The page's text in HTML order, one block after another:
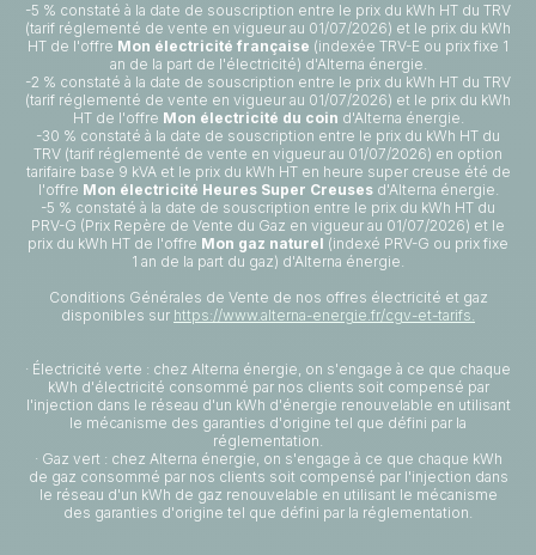
-5 % constaté à la date de souscription entre le prix du kWh HT du TRV
(tarif réglementé de vente en vigueur au 01/07/2026) et le prix du kWh
HT de l'offre Mon électricité française (indexée TRV-E ou prix fixe 1
an de la part de l'électricité) d'Alterna énergie.
-2 % constaté à la date de souscription entre le prix du kWh HT du TRV
(tarif réglementé de vente en vigueur au 01/07/2026) et le prix du kWh
HT de l'offre Mon électricité du coin d'Alterna énergie.
-30 % constaté à la date de souscription entre le prix du kWh HT du
TRV (tarif réglementé de vente en vigueur au 01/07/2026) en option
tarifaire base 9 kVA et le prix du kWh HT en heure super creuse été de
l'offre Mon électricité Heures Super Creusesd'Alterna énergie.
-5 % constaté à la date de souscription entre le prix du kWh HT du
PRV-G (Prix Repère de Vente du Gaz en vigueur au 01/07/2026) et le
prix du kWh HT de l'offre Mon gaz naturel (indexé PRV-G ou prix fixe
1 an de la part du gaz) d'Alterna énergie.
Conditions Générales de Vente de nos offres électricité et gaz
disponibles sur https://www.alterna-energie.fr/cgv-et-tarifs.
· Électricité verte : chez Alterna énergie, on s'engage à ce que chaque
kWh d'électricité consommé par nos clients soit compensé par
l'injection dans le réseau d'un kWh d'énergie renouvelable en utilisant
le mécanisme des garanties d'origine tel que défini par la
réglementation.
· Gaz vert : chez Alterna énergie, on s'engage à ce que chaque kWh
de gaz consommé par nos clients soit compensé par l'injection dans
le réseau d'un kWh de gaz renouvelable en utilisant le mécanisme
des garanties d'origine tel que défini par la réglementation.